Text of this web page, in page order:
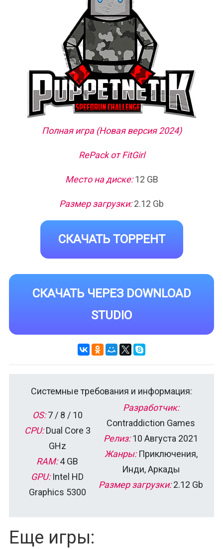
Полная игра (Новая версия 2024)
RePack от FitGirl
Место на диске:12 GB
Размер загрузки:2.12 Gb
СКАЧАТЬ ТОРРЕНТ
СКАЧАТЬ ЧЕРЕЗ DOWNLOAD
STUDIO
Системные требования и информация:
OS:7 / 8 / 10
CPU:Dual Core 3
GHz
RAM:4 GB
GPU:Intel HD
Graphics 5300
Разработчик:
Contraddiction Games
Релиз:10 Августа 2021
Жанры:Приключения,
Инди, Аркады
Размер загрузки:2.12 Gb
Еще игры: